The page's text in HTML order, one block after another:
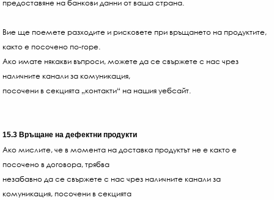
предоставяне на банкови данни от ваша страна.
Вие ще поемете разходите и рисковете при връщането на продуктите,
както е посочено по-горе.
Ако имате някакви въпроси, можете да се свържете с нас чрез
наличните канали за комуникация,
посочени в секцията „контакти“ на нашия уебсайт.
15.3 Връщане на дефектни продукти
Ако мислите, че в момента на доставка продуктът не е както е
посочено в договора, трябва
незабавно да се свържете с нас чрез наличните канали за
комуникация, посочени в секцията